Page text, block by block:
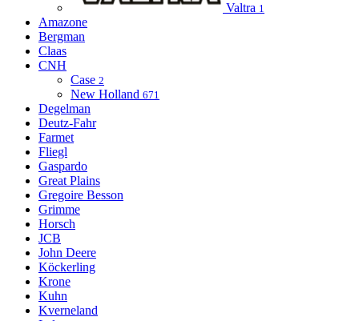
Valtra 1
Amazone
Bergman
Claas
CNH
Case 2
New Holland 671
Degelman
Deutz-Fahr
Farmet
Fliegl
Gaspardo
Great Plains
Gregoire Besson
Grimme
Horsch
JCB
John Deere
Köckerling
Krone
Kuhn
Kverneland